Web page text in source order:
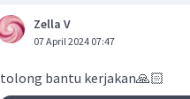
Zella V
07 April 2024 07:47
tolong bantu kerjakan🙏🏻